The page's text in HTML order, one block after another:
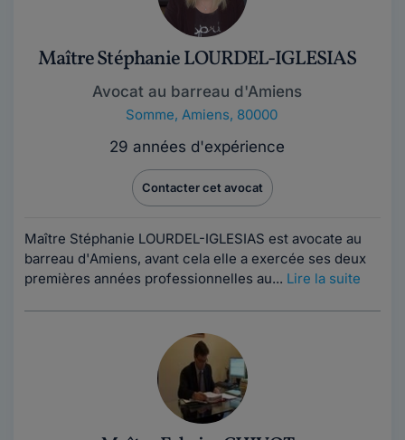
Maître Stéphanie LOURDEL-IGLESIAS
Avocat au barreau d'Amiens
Somme, Amiens, 80000
29 années d'expérience
Contacter cet avocat
Maître Stéphanie LOURDEL-IGLESIAS est avocate au
barreau d'Amiens, avant cela elle a exercée ses deux
premières années professionnelles au... Lire la suite